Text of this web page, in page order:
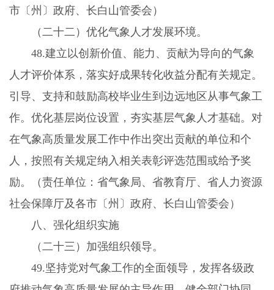
市〔州〕政府、长白山管委会）
（二十二）优化气象人才发展环境。
48.建立以创新价值、能力、贡献为导向的气象
人才评价体系，落实好成果转化收益分配有关规定。
引导、支持和鼓励高校毕业生到边远地区从事气象工
作。优化基层岗位设置，夯实基层气象人才基础。对
在气象高质量发展工作中作出突出贡献的单位和个
人，按照有关规定纳入相关表彰评选范围或给予奖
励。（责任单位：省气象局、省教育厅、省人力资源
社会保障厅及各市〔州〕政府、长白山管委会）
八、强化组织实施
（二十三）加强组织领导。
49.坚持党对气象工作的全面领导，发挥各级政